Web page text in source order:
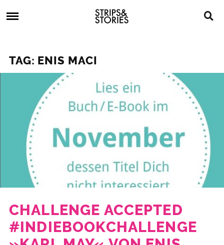
to
Strips
&
Stories
Comics,
Bücher
TAG: ENIS MACI
CHALLENGE ACCEPTED
#INDIEBOOKCHALLENGE